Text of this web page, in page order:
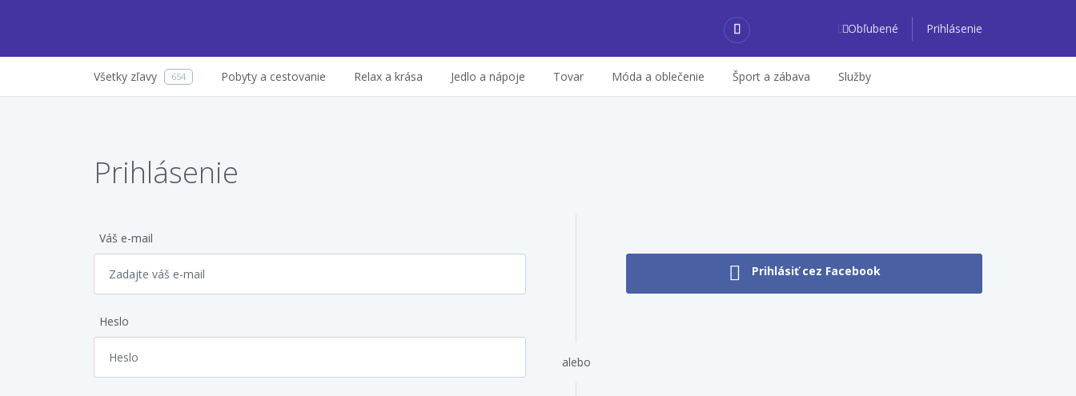
Obľubené Prihlásenie
Všetky zľavy 654 Pobyty a cestovanie Relax a krása Jedlo a nápoje Tovar Móda a oblečenie Šport a zábava Služby
Prihlásenie
Váš e-mail
Heslo
alebo
Prihlásiť cez Facebook